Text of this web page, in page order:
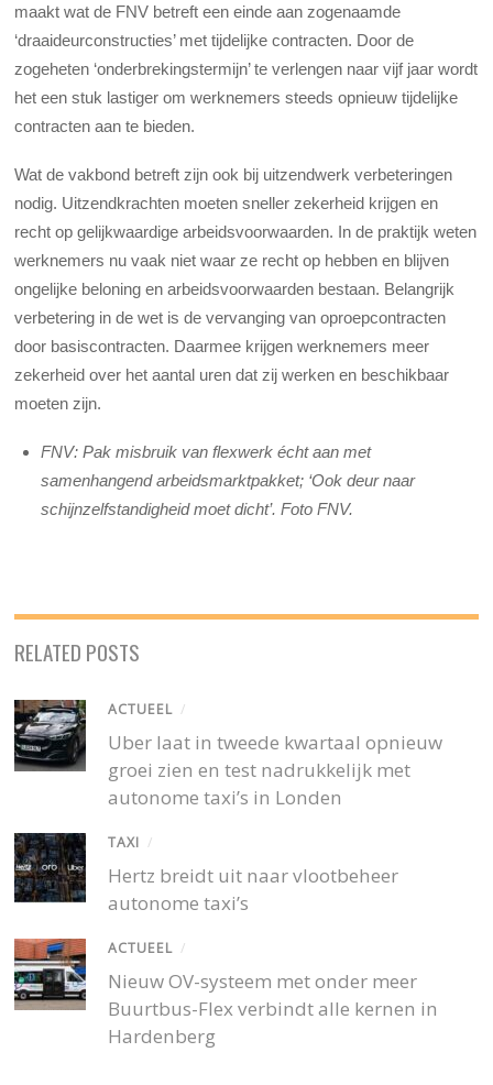
maakt wat de FNV betreft een einde aan zogenaamde
‘draaideurconstructies’ met tijdelijke contracten. Door de
zogeheten ‘onderbrekingstermijn’ te verlengen naar vijf jaar wordt
het een stuk lastiger om werknemers steeds opnieuw tijdelijke
contracten aan te bieden.
Wat de vakbond betreft zijn ook bij uitzendwerk verbeteringen
nodig. Uitzendkrachten moeten sneller zekerheid krijgen en
recht op gelijkwaardige arbeidsvoorwaarden. In de praktijk weten
werknemers nu vaak niet waar ze recht op hebben en blijven
ongelijke beloning en arbeidsvoorwaarden bestaan. Belangrijk
verbetering in de wet is de vervanging van oproepcontracten
door basiscontracten. Daarmee krijgen werknemers meer
zekerheid over het aantal uren dat zij werken en beschikbaar
moeten zijn.
FNV: Pak misbruik van flexwerk écht aan met
samenhangend arbeidsmarktpakket; ‘Ook deur naar
schijnzelfstandigheid moet dicht’. Foto FNV.
RELATED POSTS
ACTUEEL /
Uber laat in tweede kwartaal opnieuw
groei zien en test nadrukkelijk met
autonome taxi’s in Londen
TAXI /
Hertz breidt uit naar vlootbeheer
autonome taxi’s
ACTUEEL /
Nieuw OV-systeem met onder meer
Buurtbus-Flex verbindt alle kernen in
Hardenberg